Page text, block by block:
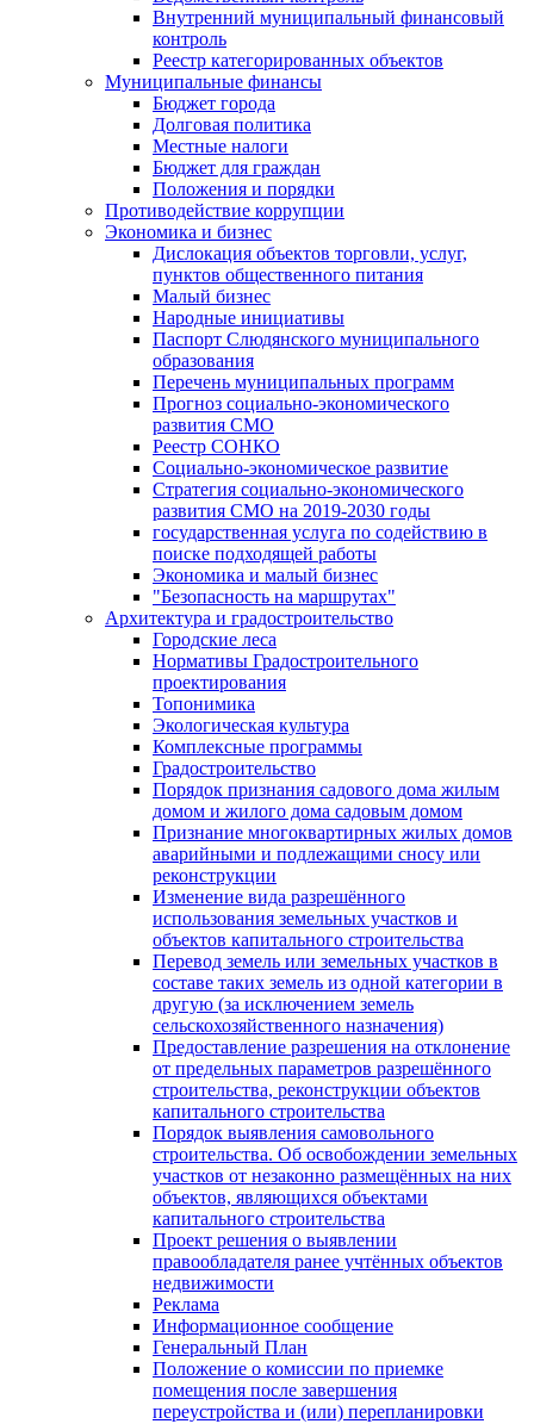
Внутренний муниципальный финансовый
контроль
Реестр категорированных объектов
Муниципальные финансы
Бюджет города
Долговая политика
Местные налоги
Бюджет для граждан
Положения и порядки
Противодействие коррупции
Экономика и бизнес
Дислокация объектов торговли, услуг,
пунктов общественного питания
Малый бизнес
Народные инициативы
Паспорт Слюдянского муниципального
образования
Перечень муниципальных программ
Прогноз социально-экономического
развития СМО
Реестр СОНКО
Социально-экономическое развитие
Стратегия социально-экономического
развития СМО на 2019-2030 годы
государственная услуга по содействию в
поиске подходящей работы
Экономика и малый бизнес
"Безопасность на маршрутах"
Архитектура и градостроительство
Городские леса
Нормативы Градостроительного
проектирования
Топонимика
Экологическая культура
Комплексные программы
Градостроительство
Порядок признания садового дома жилым
домом и жилого дома садовым домом
Признание многоквартирных жилых домов
аварийными и подлежащими сносу или
реконструкции
Изменение вида разрешённого
использования земельных участков и
объектов капитального строительства
Перевод земель или земельных участков в
составе таких земель из одной категории в
другую (за исключением земель
сельскохозяйственного назначения)
Предоставление разрешения на отклонение
от предельных параметров разрешённого
строительства, реконструкции объектов
капитального строительства
Порядок выявления самовольного
строительства. Об освобождении земельных
участков от незаконно размещённых на них
объектов, являющихся объектами
капитального строительства
Проект решения о выявлении
правообладателя ранее учтённых объектов
недвижимости
Реклама
Информационное сообщение
Генеральный План
Положение о комиссии по приемке
помещения после завершения
переустройства и (или) перепланировки